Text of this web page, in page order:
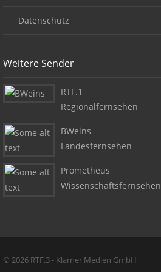
© 2026 RTF.3 - Klarner Medien GmbH
Datenschutz
Weitere Sender
RTF.1
Regionalfernsehen
BWeins
Landesfernsehen
Prometheus
Wissenschaftsfernsehen